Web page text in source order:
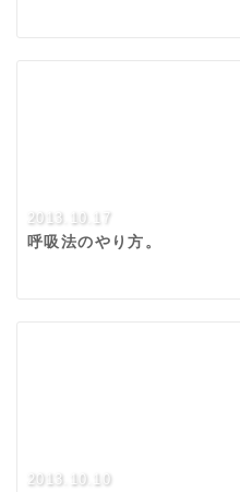
2013.10.17
呼吸法のやり方。
2013.10.10